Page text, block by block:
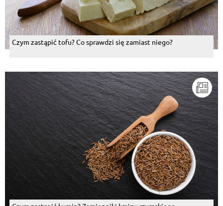
Czym zastąpić tofu? Co sprawdzi się zamiast niego?